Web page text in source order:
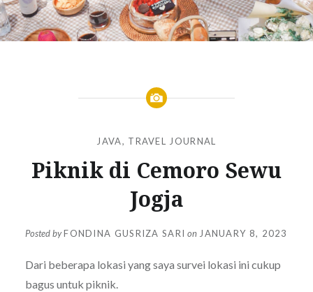
JAVA, TRAVEL JOURNAL
Piknik di Cemoro Sewu
Jogja
Posted byFONDINA GUSRIZA SARI on JANUARY 8, 2023
Dari beberapa lokasi yang saya survei lokasi ini cukup
bagus untuk piknik.